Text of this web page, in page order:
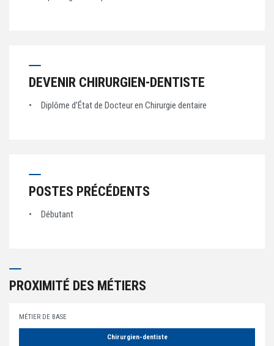
DEVENIR CHIRURGIEN-DENTISTE
Diplôme d’État de Docteur en Chirurgie dentaire
POSTES PRÉCÉDENTS
Débutant
PROXIMITÉ DES MÉTIERS
MÉTIER DE BASE
Chirurgien-dentiste